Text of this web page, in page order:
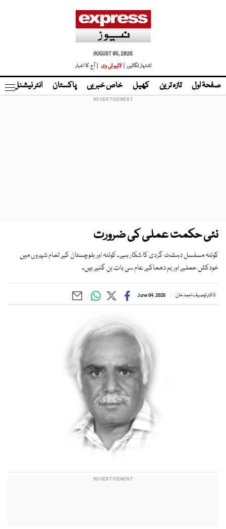
AUGUST 05, 2026
اشتہار لگائیں |
لائیو ٹی وی | آج کا اخبار
صفحۂ اول تازہ ترین کھیل خاص خبریں پاکستان انٹر نیشنل
نئی حکمت عملی کی ضرورت
کوئٹہ مسلسل دہشت گردی کا شکار ہے۔ کوئٹہ اور بلوچستان کے تمام شہروں میں
خودکش حملے اور بم دھماکے عام سی بات بن گئے ہیں۔
ڈاکٹر توصیف احمد خان June 04, 2026